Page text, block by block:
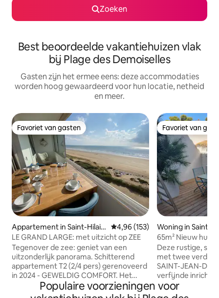
Zoeken
Best beoordeelde vakantiehuizen vlak
bij Plage des Demoiselles
Gasten zijn het ermee eens: deze accommodaties
worden hoog gewaardeerd voor hun locatie, netheid
en meer.
Favoriet van gasten
Favoriet van gasten
Appartement in Saint-Hilair
e-de-Riez
Gemiddelde beoordeling van
4,96 (153)
LE GRAND LARGE: met uitzicht op ZEE
Tegenover de zee: geniet van een
uitzonderlijk panorama. Schitterend
appartement T2 (2/4 pers) gerenoveerd
in 2024 - GEWELDIG COMFORT. Het
strand en de duin liggen aan de voet van
het appartement (geen weg om over te
Favoriet van
Favoriet van
Woning in Saint-
65m² Nieuw huis
privézwembad
Deze rustige,
met twee
SAINT-JEAN-DE-
verfijnde
Dit nieuwe huis,
"Ile d'Oléron",
Populaire voorzieningen voor